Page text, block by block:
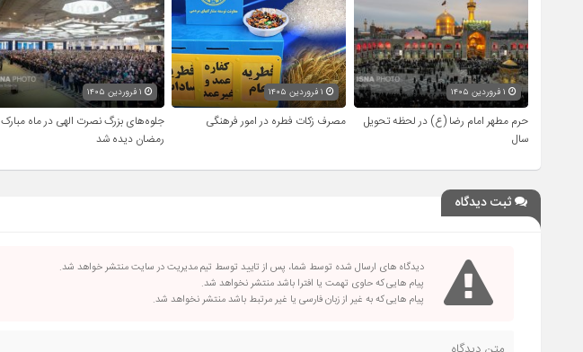
حرم مطهر امام رضا (ع) در لحظه تحویل
سال
۱ فروردین ۱۴۰۵
مصرف زکات فطره در امور فرهنگی
جلوه‌های بزرگ نصرت الهی در ماه مبارک
رمضان دیده شد
ثبت دیدگاه
دیدگاه های ارسال شده توسط شما، پس از تایید توسط تیم مدیریت در سایت منتشر خواهد شد.
پیام هایی که حاوی تهمت یا افترا باشد منتشر نخواهد شد.
پیام هایی که به غیر از زبان فارسی یا غیر مرتبط باشد منتشر نخواهد شد.